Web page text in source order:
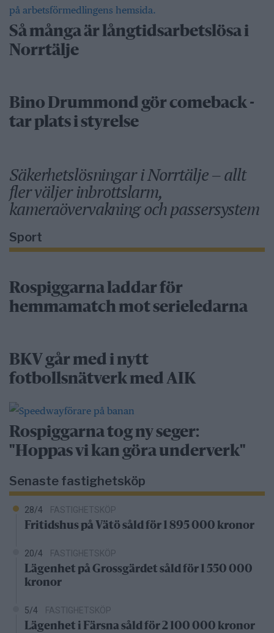
Så många är långtidsarbetslösa i
Norrtälje
Bino Drummond gör comeback -
tar plats i styrelse
Säkerhetslösningar i Norrtälje – allt
fler väljer inbrottslarm,
kameraövervakning och passersystem
Sport
Rospiggarna laddar för
hemmamatch mot serieledarna
BKV går med i nytt
fotbollsnätverk med AIK
Rospiggarna tog ny seger:
"Hoppas vi kan göra underverk"
Senaste fastighetsköp
28/4 FASTIGHETSKÖP
Fritidshus på Vätö såld för 1 895 000 kronor
20/4 FASTIGHETSKÖP
Lägenhet på Grossgärdet såld för 1 550 000
kronor
5/4 FASTIGHETSKÖP
Lägenhet i Färsna såld för 2 100 000 kronor